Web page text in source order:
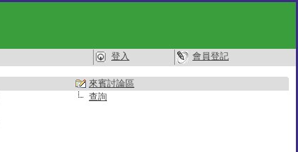
登入
會員登記
來賓討論區
查詢